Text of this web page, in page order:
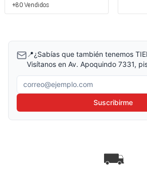
+80 Vendidos
📍¿Sabías que también tenemos
Visítanos en Av. Apoquindo 7331,
Correo electrónico
Suscribirme